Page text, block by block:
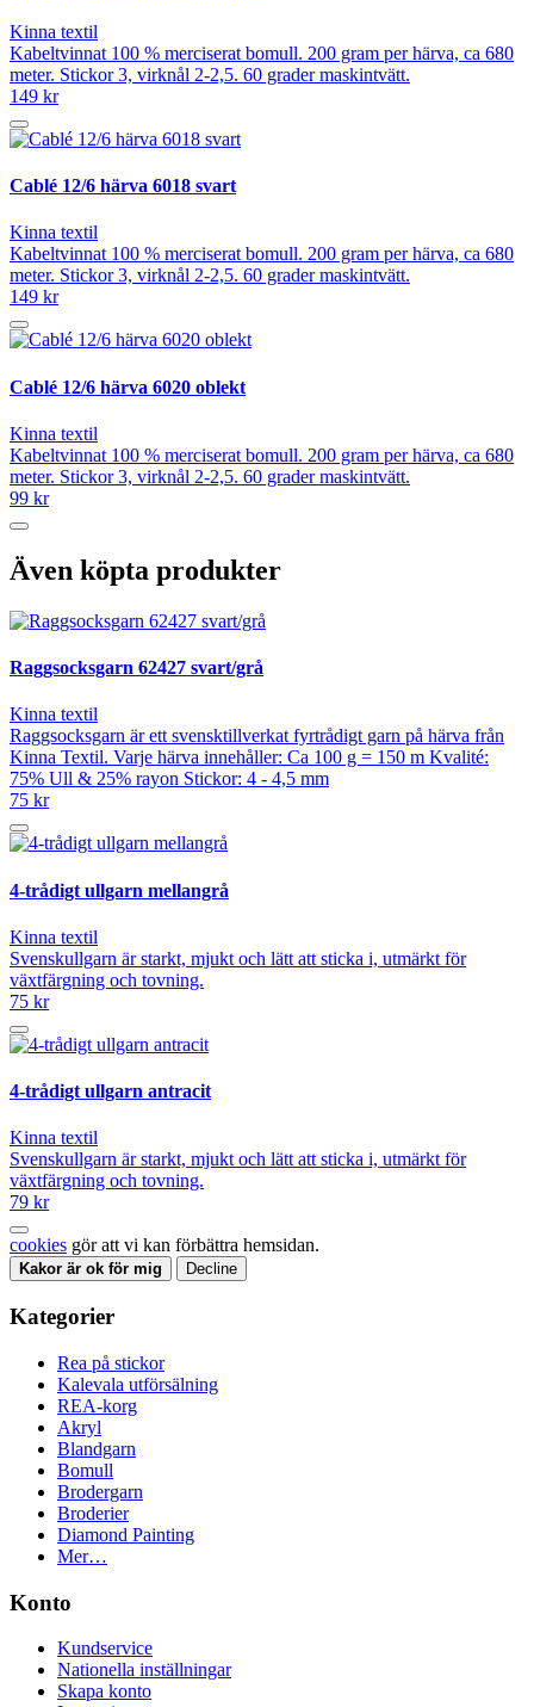
Kinna textil
Kabeltvinnat 100 % merciserat bomull. 200 gram per härva, ca 680
meter. Stickor 3, virknål 2-2,5. 60 grader maskintvätt.
149 kr
Cablé 12/6 härva 6018 svart
Kinna textil
Kabeltvinnat 100 % merciserat bomull. 200 gram per härva, ca 680
meter. Stickor 3, virknål 2-2,5. 60 grader maskintvätt.
149 kr
Cablé 12/6 härva 6020 oblekt
Kinna textil
Kabeltvinnat 100 % merciserat bomull. 200 gram per härva, ca 680
meter. Stickor 3, virknål 2-2,5. 60 grader maskintvätt.
99 kr
Även köpta produkter
Raggsocksgarn 62427 svart/grå
Kinna textil
Raggsocksgarn är ett svensktillverkat fyrtrådigt garn på härva från
Kinna Textil. Varje härva innehåller: Ca 100 g = 150 m Kvalité:
75% Ull & 25% rayon Stickor: 4 - 4,5 mm
75 kr
4-trådigt ullgarn mellangrå
Kinna textil
Svenskullgarn är starkt, mjukt och lätt att sticka i, utmärkt för
växtfärgning och tovning.
75 kr
4-trådigt ullgarn antracit
Kinna textil
Svenskullgarn är starkt, mjukt och lätt att sticka i, utmärkt för
växtfärgning och tovning.
79 kr
cookies gör att vi kan förbättra hemsidan.
Kakor är ok för mig Decline
Kategorier
Rea på stickor
Kalevala utförsälning
REA-korg
Akryl
Blandgarn
Bomull
Brodergarn
Broderier
Diamond Painting
Mer…
Konto
Kundservice
Nationella inställningar
Skapa konto